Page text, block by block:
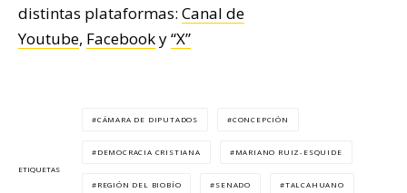
distintas plataformas: Canal de
Youtube, Facebooky“X”
ETIQUETAS
CÁMARA DE DIPUTADOS CONCEPCIÓN
DEMOCRACIA CRISTIANA MARIANO RUIZ-ESQUIDE
REGIÓN DEL BIOBÍO SENADO TALCAHUANO